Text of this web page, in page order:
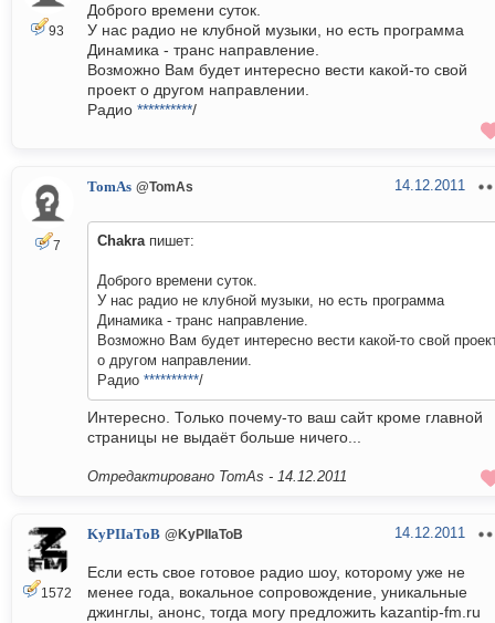
93
Доброго времени суток.
У нас радио не клубной музыки, но есть программа
Динамика - транс направление.
Возможно Вам будет интересно вести какой-то свой
проект о другом направлении.
Радио **********/
7
TomAs @TomAs 14.12.2011
Chakraпишет:
Доброго времени суток.
У нас радио не клубной музыки, но есть программа
Динамика - транс направление.
Возможно Вам будет интересно вести какой-то свой
о другом направлении.
Радио **********/
Интересно. Только почему-то ваш сайт кроме главной
страницы не выдаёт больше ничего...
Отредактировано TomAs - 14.12.2011
1572
KyPIIaToB @KyPIIaToB 14.12.2011
Если есть свое готовое радио шоу, которому уже не
менее года, вокальное сопровождение, уникальные
джинглы, анонс, тогда могу предложить kazantip-fm.ru